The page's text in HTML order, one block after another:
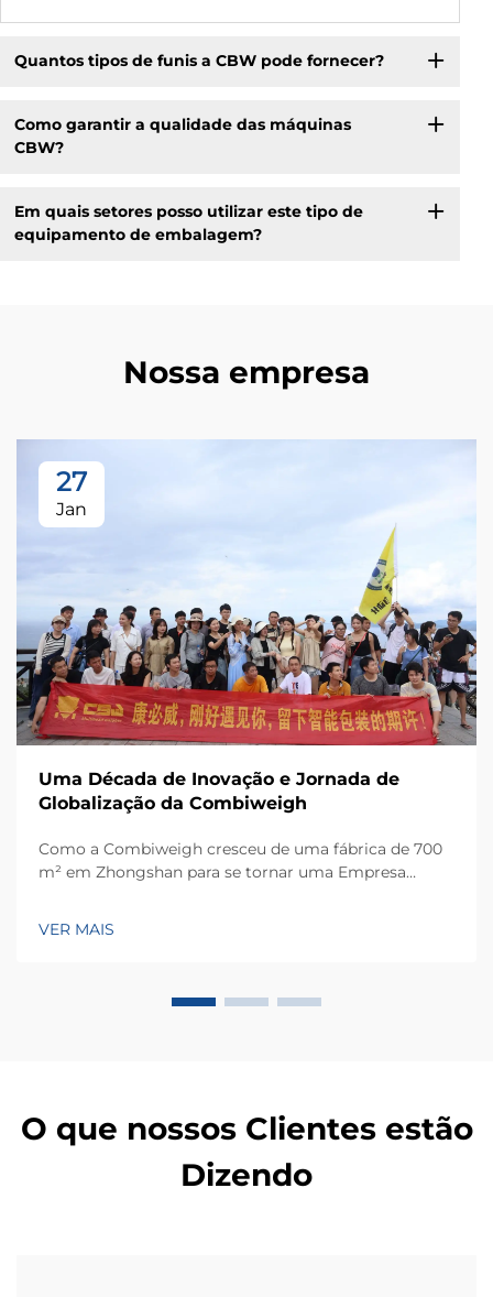
Quantos tipos de funis a CBW pode fornecer?
Como garantir a qualidade das máquinas
CBW?
Em quais setores posso utilizar este tipo de
equipamento de embalagem?
Nossa empresa
27
Jan
Uma Década de Inovação e Jornada de
Globalização da Combiweigh
Como a Combiweigh cresceu de uma fábrica de 700
m² em Zhongshan para se tornar uma Empresa
VER MAIS
O que nossos Clientes estão
Dizendo